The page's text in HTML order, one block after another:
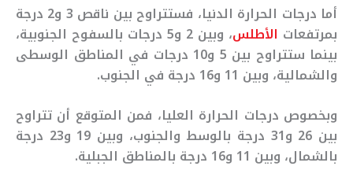
أما درجات الحرارة الدنيا، فستتراوح بين ناقص 3 و2 درجة
بمرتفعات الأطلس
، وبين 2 و5 درجات بالسفوح الجنوبية،
بينما ستتراوح بين 5 و10 درجات في المناطق الوسطى
والشمالية، وبين 11 و16 درجة في الجنوب.
وبخصوص درجات الحرارة العليا، فمن المتوقع أن تتراوح
بين 26 و31 درجة بالوسط والجنوب، وبين 19 و23 درجة
بالشمال، وبين 11 و16 درجة بالمناطق الجبلية.